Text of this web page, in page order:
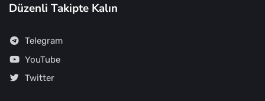
Düzenli Takipte Kalın
Telegram
YouTube
Twitter